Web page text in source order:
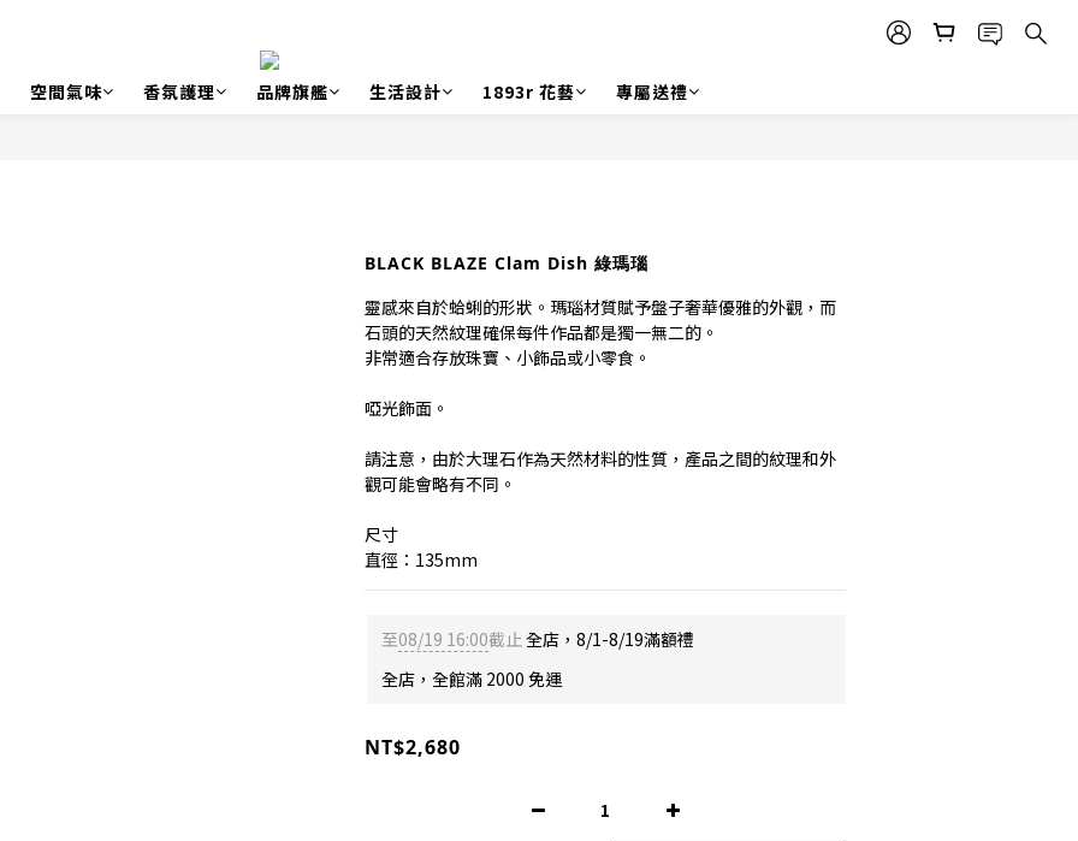
空間氣味 香氛護理 品牌旗艦 生活設計 1893r 花藝 專屬送禮
BLACK BLAZE Clam Dish 綠瑪瑙
靈感來自於蛤蜊的形狀。瑪瑙材質賦予盤子奢華優雅的外觀，而
石頭的天然紋理確保每件作品都是獨一無二的。
非常適合存放珠寶、小飾品或小零食。
啞光飾面。
請注意，由於大理石作為天然材料的性質，產品之間的紋理和外
觀可能會略有不同。
尺寸
直徑：135mm
至08/19 16:00截止全店，8/1-8/19滿額禮
全店，全館滿 2000 免運
NT$2,680